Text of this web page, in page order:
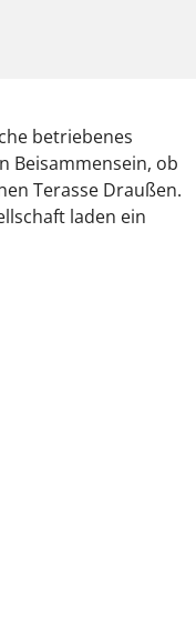
betriebenes
Beisammensein, ob
Terasse Draußen.
laden ein